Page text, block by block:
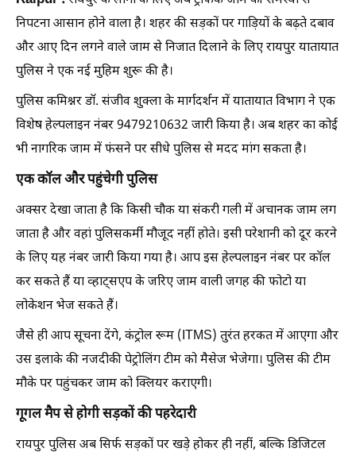
निपटना आसान होने वाला है। शहर की सड़कों पर गाड़ियों के बढ़ते दबाव
और आए दिन लगने वाले जाम से निजात दिलाने के लिए रायपुर यातायात
पुलिस ने एक नई मुहिम शुरू की है।
पुलिस कमिश्नर डॉ. संजीव शुक्ला के मार्गदर्शन में यातायात विभाग ने एक
विशेष हेल्पलाइन नंबर 9479210632 जारी किया है। अब शहर का कोई
भी नागरिक जाम में फंसने पर सीधे पुलिस से मदद मांग सकता है।
एक कॉल और पहुंचेगी पुलिस
अक्सर देखा जाता है कि किसी चौक या संकरी गली में अचानक जाम लग
जाता है और वहां पुलिसकर्मी मौजूद नहीं होते। इसी परेशानी को दूर करने
के लिए यह नंबर जारी किया गया है। आप इस हेल्पलाइन नंबर पर कॉल
कर सकते हैं या व्हाट्सएप के जरिए जाम वाली जगह की फोटो या
लोकेशन भेज सकते हैं।
जैसे ही आप सूचना देंगे, कंट्रोल रूम (ITMS) तुरंत हरकत में आएगा और
उस इलाके की नजदीकी पेट्रोलिंग टीम को मैसेज भेजेगा। पुलिस की टीम
मौके पर पहुंचकर जाम को क्लियर कराएगी।
गूगल मैप से होगी सड़कों की पहरेदारी
रायपुर पुलिस अब सिर्फ सड़कों पर खड़े होकर ही नहीं, बल्कि डिजिटल